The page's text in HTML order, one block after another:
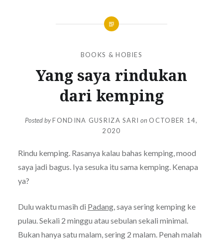
BOOKS & HOBIES
Yang saya rindukan
dari kemping
Posted byFONDINA GUSRIZA SARI on OCTOBER 14,
2020
Rindu kemping. Rasanya kalau bahas kemping, mood
saya jadi bagus. Iya sesuka itu sama kemping. Kenapa
ya?
Dulu waktu masih di Padang, saya sering kemping ke
pulau. Sekali 2 minggu atau sebulan sekali minimal.
Bukan hanya satu malam, sering 2 malam. Penah malah